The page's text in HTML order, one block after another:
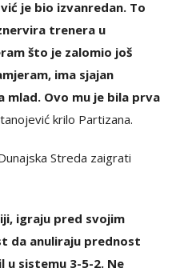
je bio izvanredan. To
trenera u
što je zalomio još
ima sjajan
Ovo mu je bila prva
krilo Partizana.
Streda zaigrati
igraju pred svojim
da anuliraju prednost
u sistemu 3-5-2. Ne